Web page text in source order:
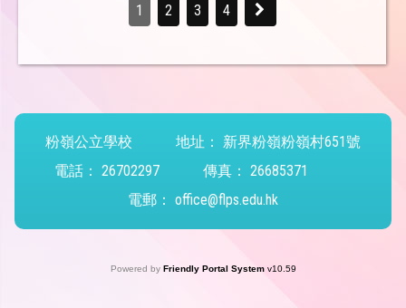
1 2 3 4
粉嶺公立學校 地址：
新界粉嶺粉嶺村651號
電話： 26702297 傳真： 26685371
電郵： office@flps.edu.hk
Powered by Friendly Portal System v10.59